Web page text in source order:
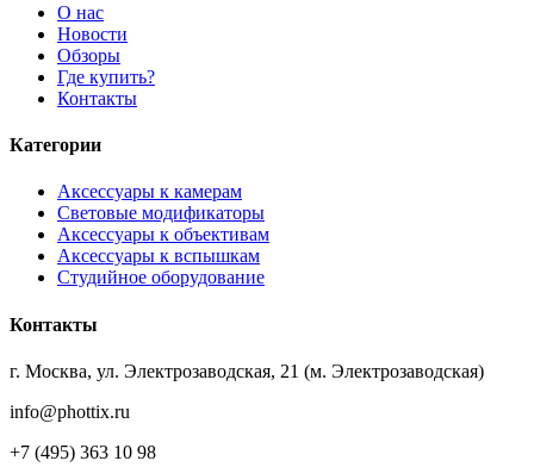
О нас
Новости
Обзоры
Где купить?
Контакты
Категории
Аксессуары к камерам
Световые модификаторы
Аксессуары к объективам
Аксессуары к вспышкам
Студийное оборудование
Контакты
г. Москва, ул. Электрозаводская, 21 (м. Электрозаводская)
info@phottix.ru
+7 (495) 363 10 98